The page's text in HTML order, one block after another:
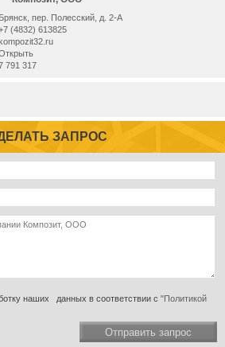
Брянск, пер. Полесский, д. 2-А
(4832) 613825
791 317
ЗАПРОС
наших данных в соответствии с "Политикой
Отправить запрос